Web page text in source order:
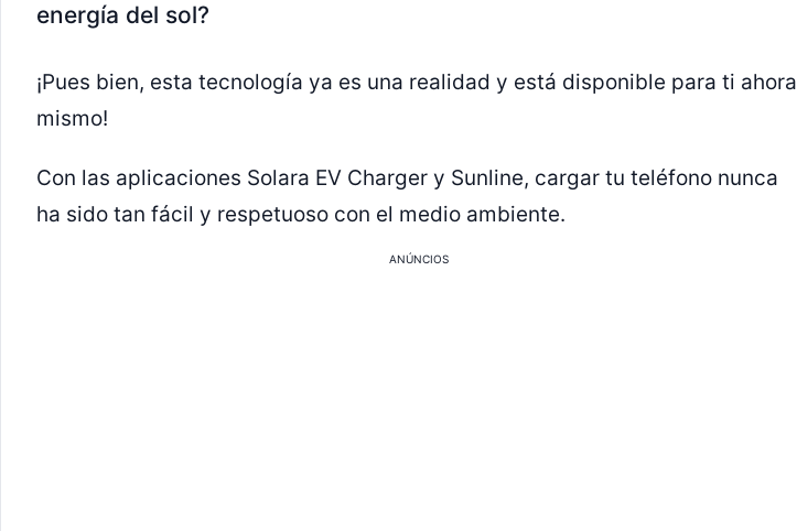
energía del sol?
¡Pues bien, esta tecnología ya es una realidad y está disponible para ti ahora
mismo!
Con las aplicaciones Solara EV Charger y Sunline, cargar tu teléfono nunca
ha sido tan fácil y respetuoso con el medio ambiente.
ANÚNCIOS